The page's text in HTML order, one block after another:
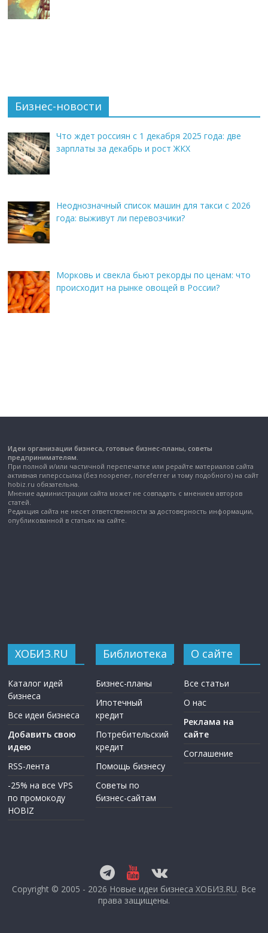
Бизнес-новости
Что ждет россиян с 1 декабря 2025 года: две
зарплаты за декабрь и рост ЖКХ
Неоднозначный список машин для такси с 2026
года: выживут ли перевозчики?
Морковь и свекла бьют рекорды по ценам: что
происходит на рынке овощей в России?
Идеи организации бизнеса, готовые бизнес-планы, советы
предпринимателям.
При полной и/или частичной перепечатке или рерайте материалов сайта
активная гиперссылка (без noopener, noreferrer и тому подобного) на сайт
hobiz.ru обязательна.
Мнение администрации сайта может не совпадать с мнением авторов
статей.
Редакция сайта не несет ответственности за достоверность информации,
опубликованной в статьях на сайте.
ХОБИЗ.RU
Каталог идей
бизнеса
Все идеи бизнеса
Добавить свою
идею
RSS-лента
-25% на все VPS
по промокоду
HOBIZ
Библиотека
Бизнес-планы
Ипотечный
кредит
Потребительский
кредит
Помощь бизнесу
Советы по
бизнес-сайтам
О сайте
Все статьи
О нас
Реклама на
сайте
Соглашение
Copyright © 2005 - 2026 Новые идеи бизнеса ХОБИЗ.RU. Все
права защищены.